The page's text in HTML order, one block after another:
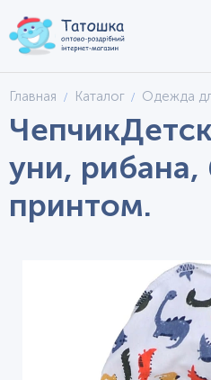
Главная Каталог Одежда
уни, рибана,
принтом.